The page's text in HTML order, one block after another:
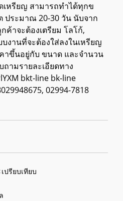
หรียญ สามารถทำได้ทุกข
ประมาณ 20-30 วัน นับจาก
าจะต้องเตรียม โลโก้,
านที่จะต้องใส่ลงในเหรียญ
าขึ้นอยู่กับ ขนาด และจำนวน
ามรายละเอียดทาง
bkt-line bk-line
02994-7818
เปรียบเทียบ